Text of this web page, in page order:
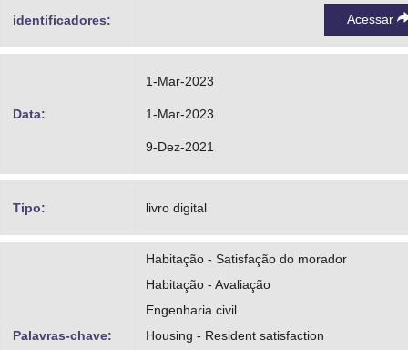
identificadores: Acessar
Data:
1-Mar-2023
1-Mar-2023
9-Dez-2021
Tipo: livro digital
Palavras-chave:
Habitação - Satisfação do morador
Habitação - Avaliação
Engenharia civil
Housing - Resident satisfaction